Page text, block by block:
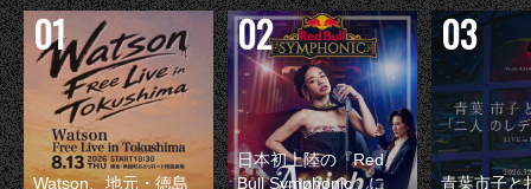
Watson、地元・徳島
日本初上陸の『Red
Bull Symphonic』に
青葉市子と